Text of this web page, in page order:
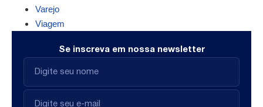
Varejo
Viagem
Se inscreva em nossa newsletter